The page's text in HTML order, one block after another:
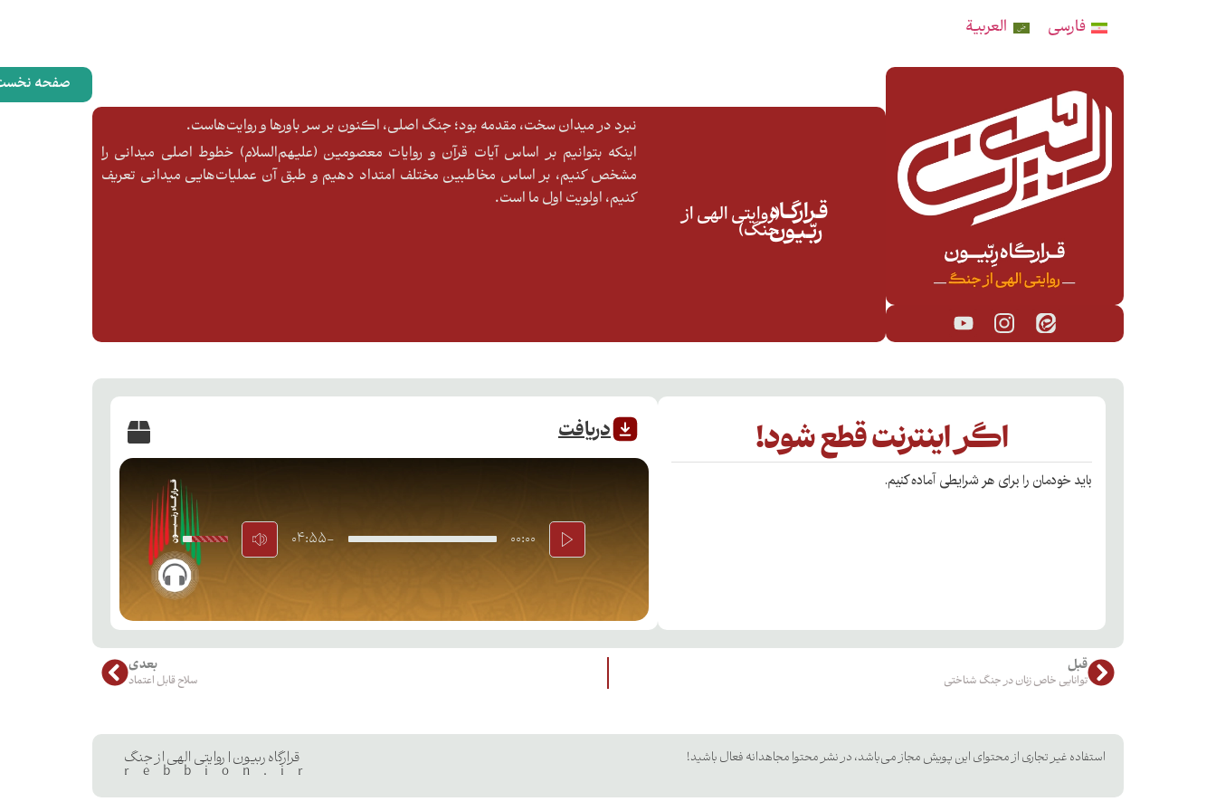
فارسی العربية
قـرارگــاه
ربّـیـون
(روایتی الهی از
جنگ)
نبرد در میدان سخت، مقدمه بود؛ جنگ اصلی، اکنون بر سر باورها و روایت‌هاست.
اینکه بتوانیم بر اساس آیات قرآن و روایات معصومین (علیهم‌السلام) خطوط اصلی میدانی را
مشخص کنیم، بر اساس مخاطبین مختلف امتداد دهیم و طبق آن عملیات‌هایی میدانی تعریف
کنیم، اولویت اول ما است.
صفحه
اگر اینترنت قطع شود!
باید خودمان را برای هر شرایطی آماده کنیم.
دریافت
00:00
-04:55
قبل
توانایی خاص زنان در جنگ شناختی
بعدی
سلاح قابل اعتماد
استفاده غیر تجاری از محتوای این پویش مجاز می‌باشد، در نشر محتوا مجاهدانه فعال باشید! قرارگاه ربیون | روایتی الهی از جنگ
rebbion.ir